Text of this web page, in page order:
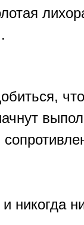
никогда